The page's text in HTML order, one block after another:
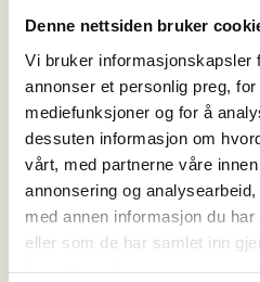
Denne nettsiden bruker
Vi bruker informasjonskapsler
annonser et personlig preg,
mediefunksjoner og for å
dessuten informasjon om
vårt, med partnerne våre
annonsering og
med annen informasjon du har
eller som de har samlet inn
Familiedag til Fårup i
Med støtte fra Stiftelsen
familiedag til Danmark og
Aust-Agder MS-forening